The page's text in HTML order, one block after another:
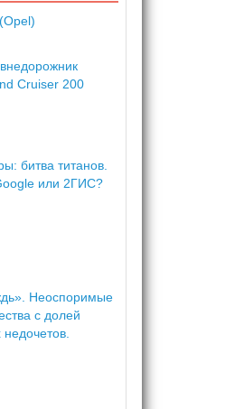
Cruiser 200
битва титанов.
или 2ГИС?
Неоспоримые
с долей